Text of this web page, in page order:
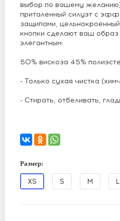
выбор по вашему
приталенный силуэт с
защипами,
кнопки сделают ваш
элегантным.
50% вискоза 45%
- Только сухая чистка
- Стирать, отбеливать,
Размер:
XS S M L